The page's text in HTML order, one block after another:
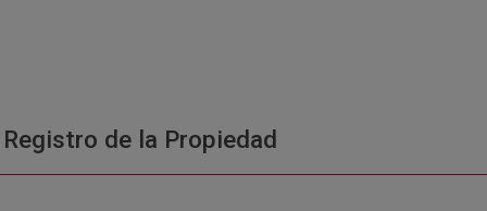
de la Propiedad